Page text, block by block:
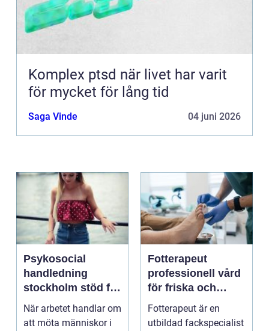
Komplex ptsd när livet har varit
för mycket för lång tid
Saga Vinde 04 juni 2026
Psykosocial
handledning
stockholm stöd för
hållbart arbete
med människor
När arbetet handlar om
att möta människor i
Fotterapeut
professionell vård
för friska och
starkare fötter
Fotterapeut är en
utbildad fackspecialist